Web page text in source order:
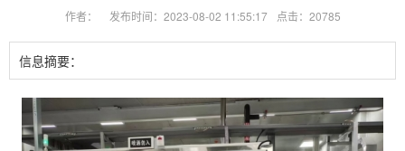
作者： 发布时间：2023-08-02 11:55:17 点击：20785
信息摘要：